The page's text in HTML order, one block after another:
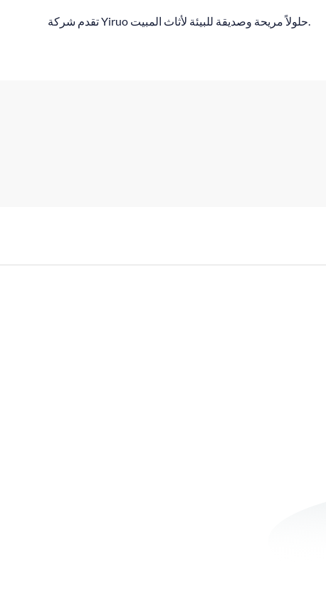
تقدم شركة Yiruo حلولاً مريحة وصديقة للبيئة لأثاث المبيت.